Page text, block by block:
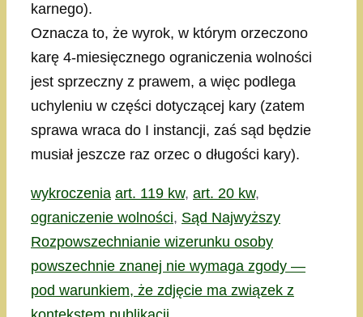
karnego).
Oznacza to, że wyrok, w którym orzeczono
karę 4-miesięcznego ograniczenia wolności
jest sprzeczny z prawem, a więc podlega
uchyleniu w części dotyczącej kary (zatem
sprawa wraca do I instancji, zaś sąd będzie
musiał jeszcze raz orzec o długości kary).
Kategorie
wykroczenia Tagi
art. 119 kw, art. 20 kw,
ograniczenie wolności, Sąd Najwyższy
Rozpowszechnianie wizerunku osoby
powszechnie znanej nie wymaga zgody —
pod warunkiem, że zdjęcie ma związek z